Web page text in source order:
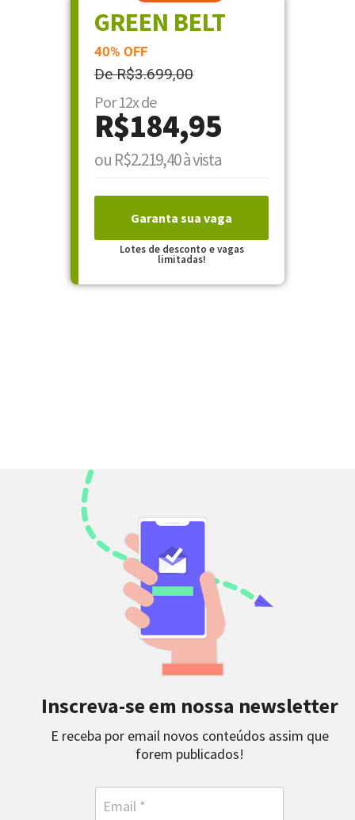
GREEN BELT
40% OFF
De R$3.699,00
Por 12x de
R$184,95
ou R$2.219,40 à vista
Garanta sua vaga
Lotes de desconto e vagas
limitadas!
Inscreva-se em nossa newsletter
E receba por email novos conteúdos assim que
forem publicados!